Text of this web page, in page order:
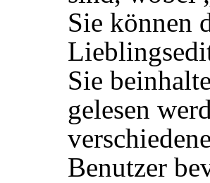
Sie können
Sie
gelesen
Benutzer